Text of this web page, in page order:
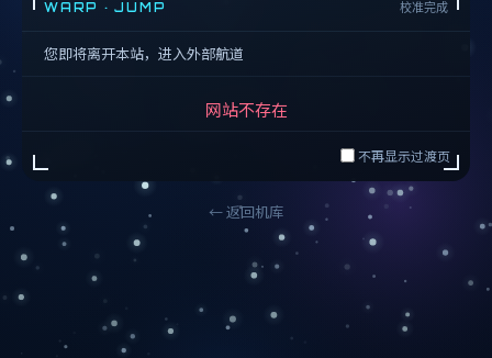
WARP · JUMP 校准完成
您即将离开本站，进入外部航道
网站不存在
不再显示过渡页
← 返回机库